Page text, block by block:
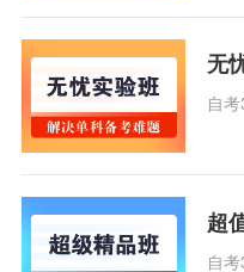
无
自
超
自